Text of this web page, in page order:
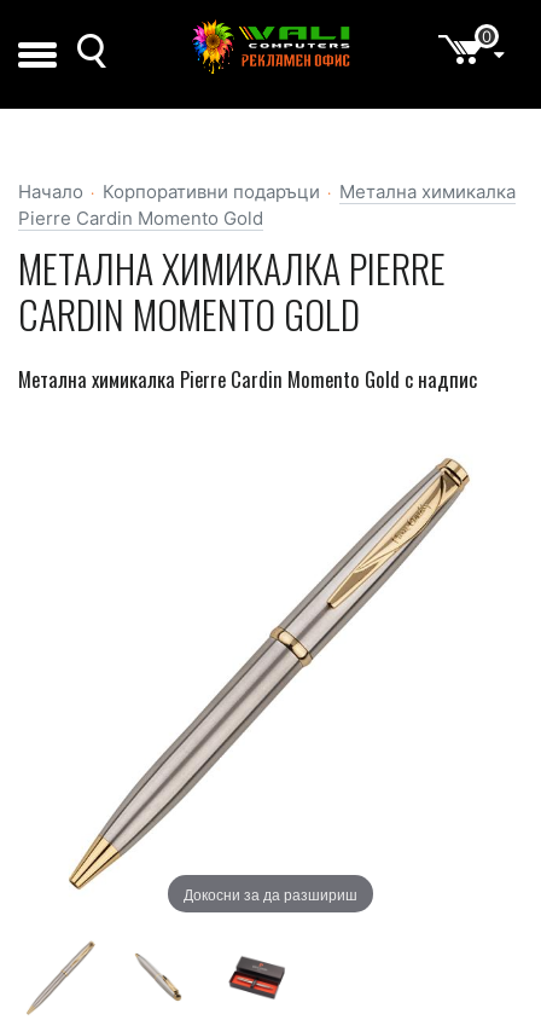
0
Начало Корпоративни подаръци
Метална химикалка
Pierre Cardin Momento Gold
МЕТАЛНА ХИМИКАЛКА PIERRE
CARDIN MOMENTO GOLD
Метална химикалка Pierre Cardin Momento Gold с надпис
Докосни за да разшириш